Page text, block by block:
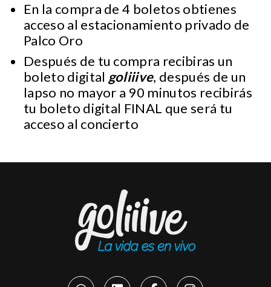
En la compra de 4 boletos obtienes
acceso al estacionamiento privado de
Palco Oro
Después de tu compra recibiras un
boleto digital goliiive, después de un
lapso no mayor a 90 minutos recibirás
tu boleto digital FINAL que será tu
acceso al concierto